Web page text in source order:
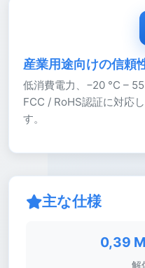
産業用途向けの信頼
低消費電力、−20 °C –
FCC / RoHS認証に対応
す。
主な仕様
0,39
解